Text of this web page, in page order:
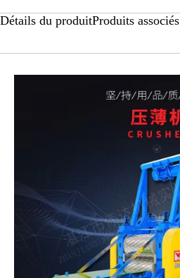
Détails du produitProduits associés